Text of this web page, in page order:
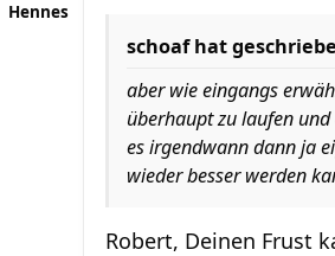
Hennes
schoaf hat
aber wie eingangs
überhaupt zu laufen
es irgendwann dann ja
wieder besser werden
Robert, Deinen Frust